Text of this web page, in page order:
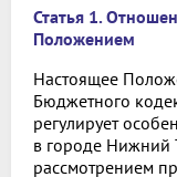
Статья 1.
Положением
Настоящее
Бюджетного
регулирует
в городе Нижний
рассмотрением